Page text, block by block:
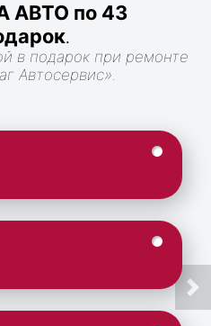
АВТО по 43
.
в подарок при ремонте
Автосервис».